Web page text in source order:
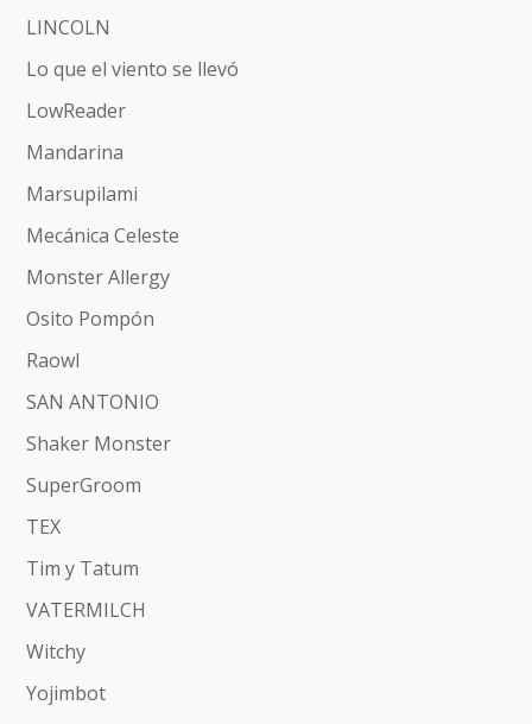
LINCOLN
Lo que el viento se llevó
LowReader
Mandarina
Marsupilami
Mecánica Celeste
Monster Allergy
Osito Pompón
Raowl
SAN ANTONIO
Shaker Monster
SuperGroom
TEX
Tim y Tatum
VATERMILCH
Witchy
Yojimbot